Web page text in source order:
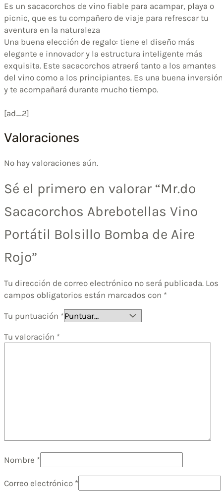
Es un sacacorchos de vino fiable para acampar, playa o
picnic, que es tu compañero de viaje para refrescar tu
aventura en la naturaleza
Una buena elección de regalo: tiene el diseño más
elegante e innovador y la estructura inteligente más
exquisita. Este sacacorchos atraerá tanto a los amantes
del vino como a los principiantes. Es una buena
y te acompañará durante mucho tiempo.
[ad_2]
Valoraciones
No hay valoraciones aún.
Sé el primero en valorar “Mr.do
Sacacorchos Abrebotellas Vino
Portátil Bolsillo Bomba de Aire
Rojo”
Tu dirección de correo electrónico no será publicada. Los
campos obligatorios están marcados con *
Tu puntuación *
Tu valoración *
Nombre *
Correo electrónico *